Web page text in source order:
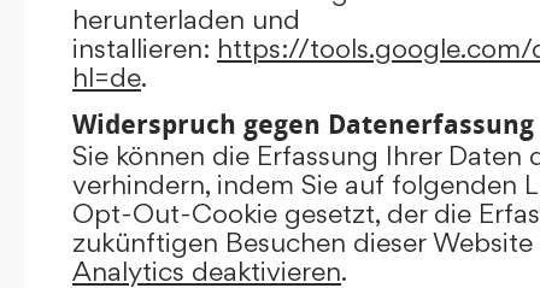
herunterladen und
installieren: https://
hl=de.
Widerspruch gegen Datenerfassung
Sie können die Erfassung Ihrer
verhindern, indem Sie auf folgenden
Opt-Out-Cookie gesetzt, der die
zukünftigen Besuchen dieser
Analytics deaktivieren.